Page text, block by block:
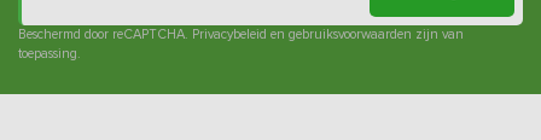
Beschermd door reCAPTCHA. Privacybeleid en gebruiksvoorwaarden zijn van
toepassing.